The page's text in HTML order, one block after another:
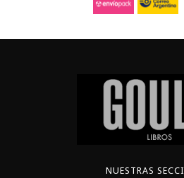
NUESTRAS